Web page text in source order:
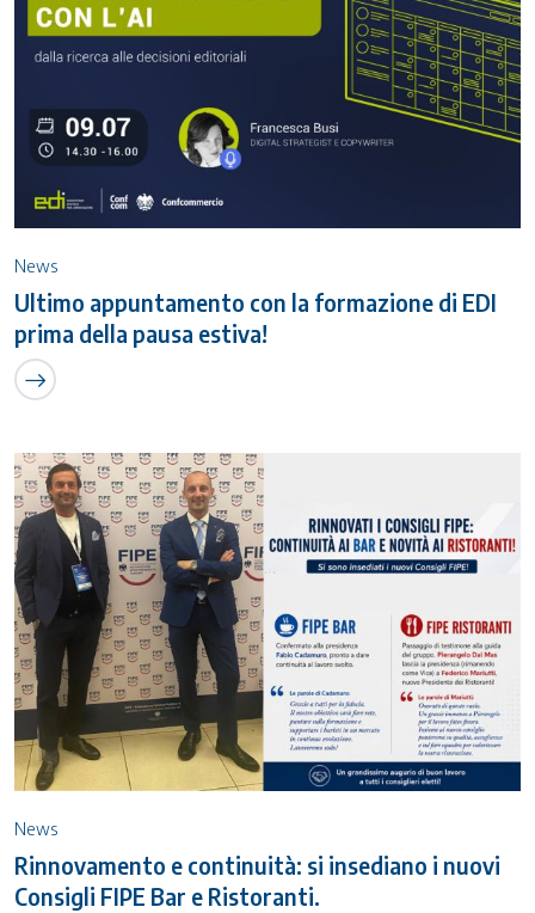
News
Ultimo appuntamento con la formazione di EDI
prima della pausa estiva!
News
Rinnovamento e continuità: si insediano i nuovi
Consigli FIPE Bar e Ristoranti.